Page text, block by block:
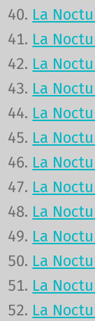
La
La
La
La
La
La
La
La
La
La
La
La
La